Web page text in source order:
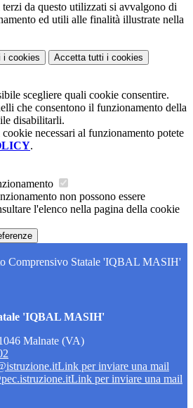
da questo utilizzati si avvalgono di
ed utili alle finalità illustrate nella
i cookies Accetta tutti i cookies
scegliere quali cookie consentire.
che consentono il funzionamento della
disabilitarli.
necessari al funzionamento potete
.
non possono essere
l'elenco nella pagina della cookie
Comprensivo Statale 'IQBAL MASIH'
'IQBAL MASIH'
Malnate (VA)
Link per inviare una mail
Link per inviare una mail